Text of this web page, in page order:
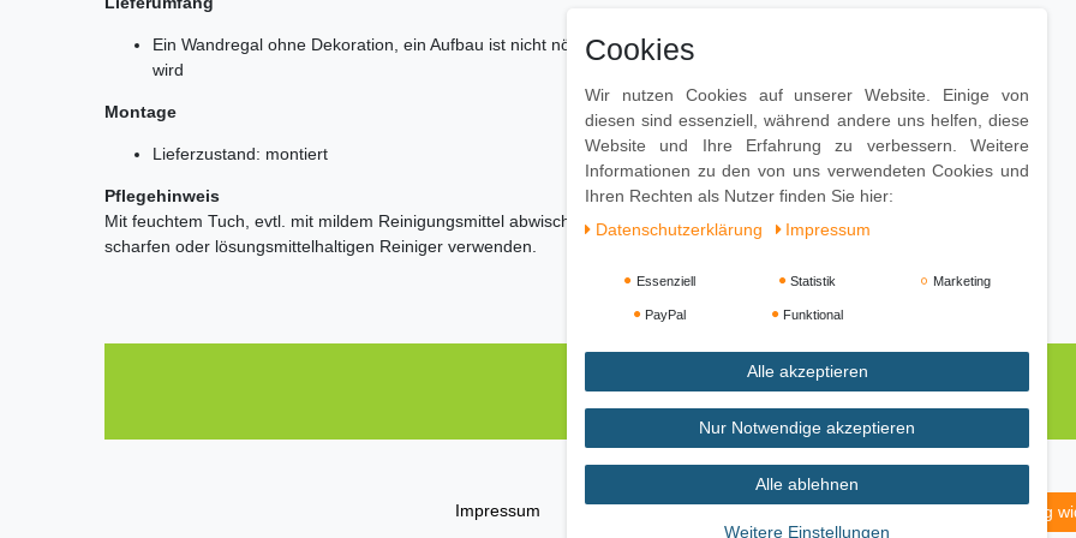
Ein Wandregal ohne Dekoration, ein Aufbau ist nicht nötig da das Regal bereits montiert geliefert
wird
Montage
Lieferzustand: montiert
Pflegehinweis
Mit feuchtem Tuch, evtl. mit mildem Reinigungsmittel abwischen, mit trockenem Tuch nachwischen - keine
scharfen oder lösungsmittelhaltigen Reiniger verwenden.
Impressum Daten­schutz­erklärung AGB Widerrufs­recht Vertrag
Cookies
Wir nutzen Cookies auf unserer Website. Einige von
diesen sind essenziell, während andere uns helfen, diese
Website und Ihre Erfahrung zu verbessern. Weitere
Informationen zu den von uns verwendeten Cookies und
Ihren Rechten als Nutzer finden Sie hier:
Daten­schutz­erklärung
Impressum
Essenziell Statistik Marketing
PayPal Funktional
Alle akzeptieren
Nur Notwendige akzeptieren
Alle ablehnen
Weitere Einstellungen